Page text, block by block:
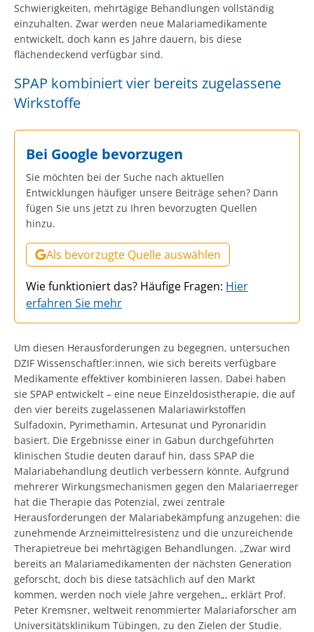
Schwierigkeiten, mehrtägige Behandlungen vollständig
einzuhalten. Zwar werden neue Malariamedikamente
entwickelt, doch kann es Jahre dauern, bis diese
flächendeckend verfügbar sind.
SPAP kombiniert vier bereits zugelassene
Wirkstoffe
Bei Google bevorzugen
Sie möchten bei der Suche nach aktuellen
Entwicklungen häufiger unsere Beiträge sehen? Dann
fügen Sie uns jetzt zu Ihren bevorzugten Quellen
hinzu.
Als bevorzugte Quelle auswählen
Wie funktioniert das? Häufige Fragen: Hier
erfahren Sie mehr
Um diesen Herausforderungen zu begegnen, untersuchen
DZIF Wissenschaftler:innen, wie sich bereits verfügbare
Medikamente effektiver kombinieren lassen. Dabei haben
sie SPAP entwickelt – eine neue Einzeldosistherapie, die auf
den vier bereits zugelassenen Malariawirkstoffen
Sulfadoxin, Pyrimethamin, Artesunat und Pyronaridin
basiert. Die Ergebnisse einer in Gabun durchgeführten
klinischen Studie deuten darauf hin, dass SPAP die
Malariabehandlung deutlich verbessern könnte. Aufgrund
mehrerer Wirkungsmechanismen gegen den Malariaerreger
hat die Therapie das Potenzial, zwei zentrale
Herausforderungen der Malariabekämpfung anzugehen: die
zunehmende Arzneimittelresistenz und die unzureichende
Therapietreue bei mehrtägigen Behandlungen. „Zwar wird
bereits an Malariamedikamenten der nächsten Generation
geforscht, doch bis diese tatsächlich auf den Markt
kommen, werden noch viele Jahre vergehen„, erklärt Prof.
Peter Kremsner, weltweit renommierter Malariaforscher am
Universitätsklinikum Tübingen, zu den Zielen der Studie.